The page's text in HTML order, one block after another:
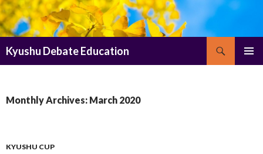
Kyushu Debate Education
Monthly Archives: March 2020
KYUSHU CUP